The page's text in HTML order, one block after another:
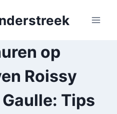
op
Roissy
Tips